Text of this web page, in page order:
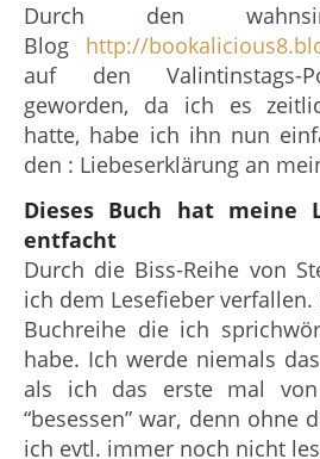
Durch den wahnsinnig schönen
Blog http://
auf den Valintinstags-
geworden, da ich es
hatte, habe ich ihn nun
den : Liebeserklärung an
Dieses Buch hat meine
entfacht
Durch die Biss-Reihe von
ich dem Lesefieber
Buchreihe die ich
habe. Ich werde niemals
als ich das erste mal von
“besessen” war, denn ohne
ich evtl. immer noch nicht